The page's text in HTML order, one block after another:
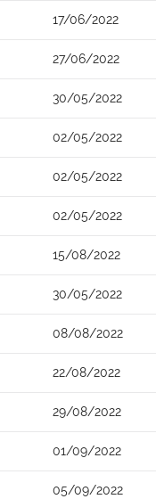
17/06/2022
27/06/2022
30/05/2022
02/05/2022
02/05/2022
02/05/2022
15/08/2022
30/05/2022
08/08/2022
22/08/2022
29/08/2022
01/09/2022
05/09/2022